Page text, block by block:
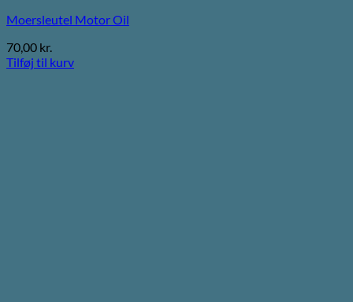
Moersleutel Motor Oil
70,00 kr.
Tilføj til kurv